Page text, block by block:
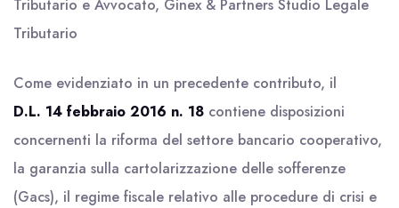
Tributario e Avvocato, Ginex & Partners Studio Legale
Tributario
Come evidenziato in un precedente contributo, il
D.L. 14 febbraio 2016 n. 18 contiene disposizioni
concernenti la riforma del settore bancario cooperativo,
la garanzia sulla cartolarizzazione delle sofferenze
(Gacs), il regime fiscale relativo alle procedure di crisi e